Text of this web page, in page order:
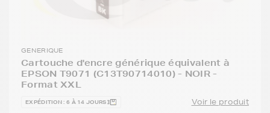
GENERIQUE
Cartouche d'encre générique équivalent à
EPSON T9071 (C13T90714010) - NOIR -
Format XXL
EXPÉDITION : 6 À 14 JOURS Voir le produit